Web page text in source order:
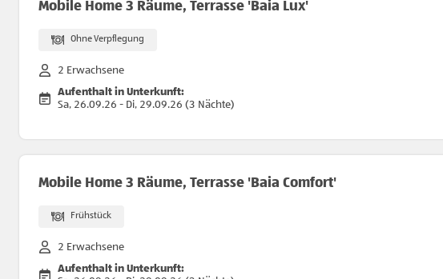
Mobile Home 3 Räume, Terrasse 'Baia Lux'
Ohne Verpflegung
2 Erwachsene
Aufenthalt in Unterkunft:
Sa, 26.09.26 - Di, 29.09.26 (3 Nächte)
Mobile Home 3 Räume, Terrasse 'Baia Comfort'
Frühstück
2 Erwachsene
Aufenthalt in Unterkunft: